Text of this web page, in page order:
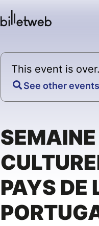
This event is over.
See other
SEMAINE
PAYS DE